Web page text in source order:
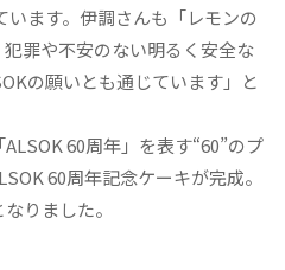
ます。伊調さんも「レモンの
罪や不安のない明るく安全な
の願いとも通じています」と
60周年」を表す“60”のプ
60周年記念ケーキが完成。
りました。